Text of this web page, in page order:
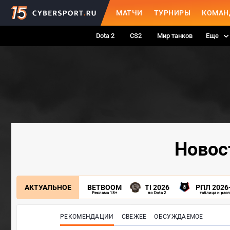
МАТЧИ ТУРНИРЫ
Dota 2 CS2 Мир танков Еще
АКТУАЛЬНОЕ BETBOOM
Реклама 18+
TI 2026
по Dota 2
РПЛ
таблица и
РЕКОМЕНДАЦИИ СВЕЖЕЕ ОБСУЖДАЕМОЕ